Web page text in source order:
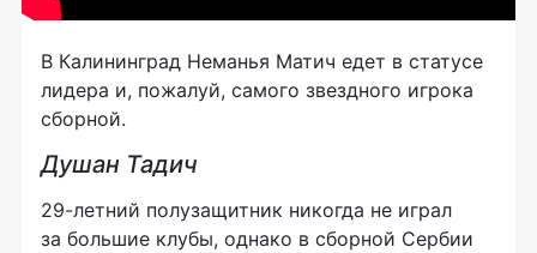
В Калининград Неманья Матич едет в статусе
лидера и, пожалуй, самого звездного игрока
сборной.
Душан Тадич
29-летний полузащитник никогда не играл
за большие клубы, однако в сборной Сербии